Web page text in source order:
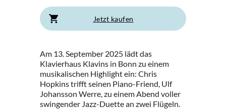
Jetzt kaufen
Am 13. September 2025 lädt das
Klavierhaus Klavins in Bonn zu einem
musikalischen Highlight ein: Chris
Hopkins trifft seinen Piano-Friend, Ulf
Johansson Werre, zu einem Abend voller
swingender Jazz-Duette an zwei Flügeln.